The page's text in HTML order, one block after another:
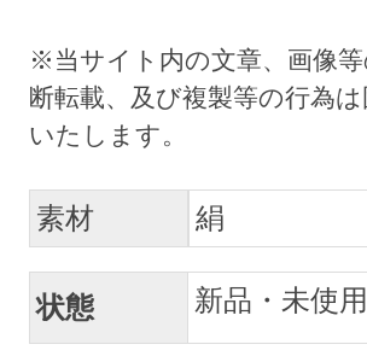
素材 絹
状態 新品・未使用